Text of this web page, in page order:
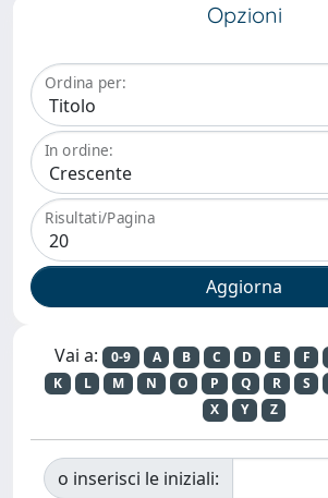
Opzioni
Ordina per:
In ordine:
Risultati/Pagina
Vai a: 0-9 A B C D E F
K
L M N O P Q R S
X
Y Z
o inserisci le iniziali: